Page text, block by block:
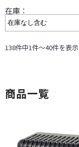
在庫：
138件中1件～40件を表示
商品一覧